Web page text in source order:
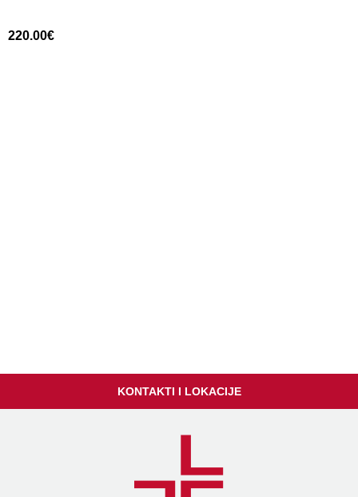
220.00€
KONTAKTI I LOKACIJE